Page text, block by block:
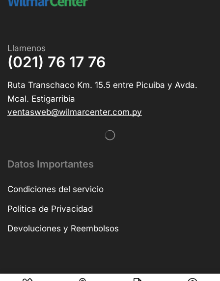
Llamenos
(021) 76 17 76
Ruta Transchaco Km. 15.5 entre Picuiba y Avda.
Mcal. Estigarribia
ventasweb@wilmarcenter.com.py
Datos Importantes
Condiciones del servicio
Politica de Privacidad
Devoluciones y Reembolsos